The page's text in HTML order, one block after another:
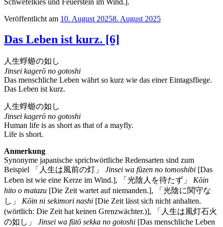
Veröffentlicht am 10. August 20258. August 2025
Das Leben ist kurz. [6]
人生蜉蝣の如し
Jinsei kagerō no gotoshi
Das menschliche Leben währt so kurz wie das einer Eintagsfliege.
Das Leben ist kurz.
人生蜉蝣の如し
Jinsei kagerō no gotoshi
Human life is as short as that of a mayfly.
Life is short.
Anmerkung
Synonyme japanische sprichwörtliche Redensarten sind zum
Beispiel 「人生は風前の灯」 Jinsei wa fūzen no tomoshibi [Das
Leben ist wie eine Kerze im Wind.], 「光陰人を待たず」 Kōin
hito o matazu [Die Zeit wartet auf niemanden.], 「光陰に関守な
し」 Kōin ni sekimori nashi [Die Zeit lässt sich nicht anhalten.
(wörtlich: Die Zeit hat keinen Grenzwächter.)], 「人生は風灯石火
の如し」 Jinsei wa fūtō sekka no gotoshi [Das menschliche Leben